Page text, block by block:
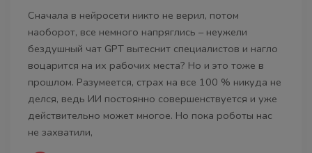
Сначала в нейросети никто не верил, потом
наоборот, все немного напряглись – неужели
бездушный чат GPT вытеснит специалистов и нагло
воцарится на их рабочих места? Но и это тоже в
прошлом. Разумеется, страх на все 100 % никуда не
делся, ведь ИИ постоянно совершенствуется и уже
действительно может многое. Но пока роботы нас
не захватили,